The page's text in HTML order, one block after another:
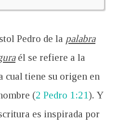
Pedro de la palabra
él se refiere a la
cual tiene su origen en
(2 Pedro 1:21). Y
es inspirada por